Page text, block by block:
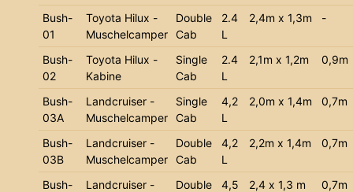
Bush-
01
Toyota Hilux -
Muschelcamper
Double
Cab
2.4
L
2,4m x 1,3m -
Bush-
02
Toyota Hilux -
Kabine
Single
Cab
2.4
L
2,1m x 1,2m 0,9m
Bush-
03A
Landcruiser -
Muschelcamper
Single
Cab
4,2
L
2,0m x 1,4m 0,7m
Bush-
03B
Landcruiser -
Muschelcamper
Double
Cab
4,2
L
2,2m x 1,4m 0,7m
Bush-
Landcruiser -
Double
4,5
2,4 x 1,3 m
0,7m